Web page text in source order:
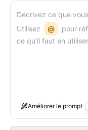
Décrivez ce que
Utilisez
@
pour
ce qu’il faut en
Améliorer le prompt